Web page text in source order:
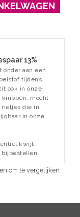
13%
onder aan een
tijdens
ook in onze
mocht
die in
in onze
kwijt
bijbestellen!
om te vergelijken